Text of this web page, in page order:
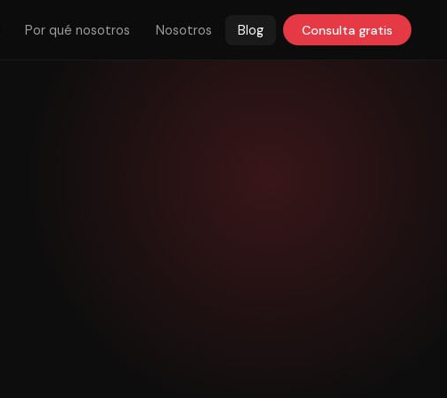
Por qué nosotros Nosotros Blog Consulta gratis